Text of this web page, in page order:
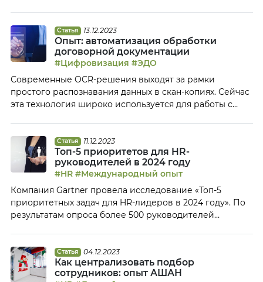
кадрового ЭДО. Основные достижения ОЦО в 2023
году У нас был очень большой проект по приему
новых компаний на обслуживание: 11 предприятий […]
Статья 13.12.2023
Опыт: автоматизация обработки
договорной документации
#Цифровизация #ЭДО
Современные OCR-решения выходят за рамки
простого распознавания данных в скан-копиях. Сейчас
эта технология широко используется для работы с
функциям сверки разных версий документов,
возможности извлекать различные данные,
контролировать наличие штампов, подписей и других
элементов, а также выполнять проверки с внешними
базами, например ФНС, МВД и […]
Статья 11.12.2023
Топ-5 приоритетов для HR-
руководителей в 2024 году
#HR #Международный опыт
Компания Gartner провела исследование «Топ-5
приоритетных задач для HR-лидеров в 2024 году». По
результатам опроса более 500 руководителей
развитие лидеров, повышение вовлеченности,
разработка дорожной карты по внедрению цифровых
технологий, новые подходы к управлению
Статья 04.12.2023
Как централизовать подбор
сотрудников: опыт АШАН